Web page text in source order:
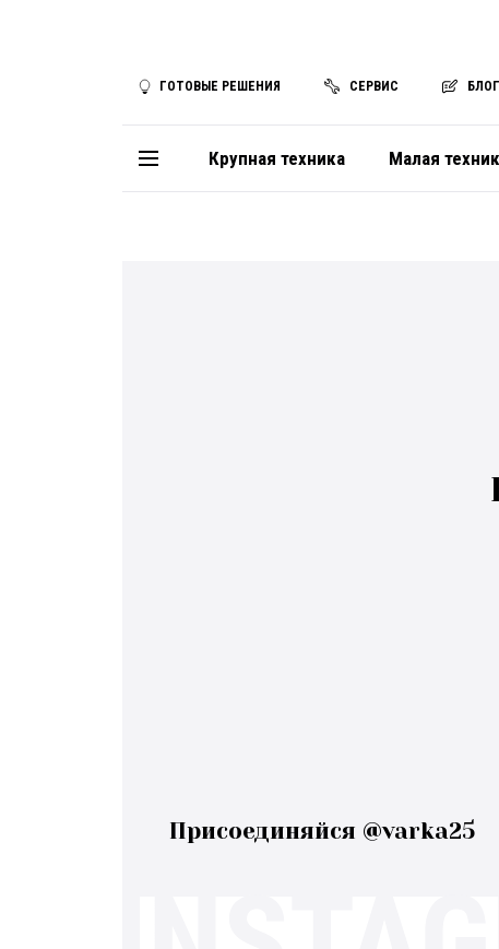
ГОТОВЫЕ РЕШЕНИЯ СЕРВИС БЛОГ
Крупная техника Малая
Присоединяйся @varka25